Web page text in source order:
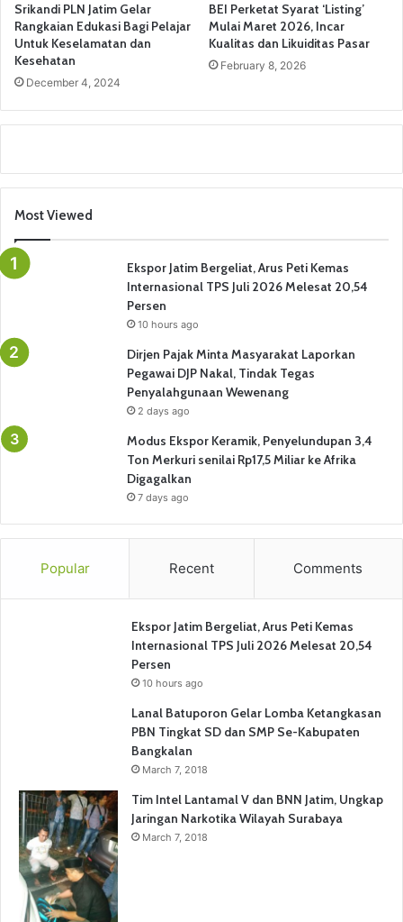
Srikandi PLN Jatim Gelar
Rangkaian Edukasi Bagi Pelajar
Untuk Keselamatan dan
Kesehatan
December 4, 2024
BEI Perketat Syarat ‘Listing’
Mulai Maret 2026, Incar
Kualitas dan Likuiditas Pasar
February 8, 2026
Most Viewed
Ekspor Jatim Bergeliat, Arus Peti Kemas
Internasional TPS Juli 2026 Melesat 20,54
Persen
10 hours ago
Dirjen Pajak Minta Masyarakat Laporkan
Pegawai DJP Nakal, Tindak Tegas
Penyalahgunaan Wewenang
2 days ago
Modus Ekspor Keramik, Penyelundupan 3,4
Ton Merkuri senilai Rp17,5 Miliar ke Afrika
Digagalkan
7 days ago
Popular Recent Comments
Ekspor Jatim Bergeliat, Arus Peti Kemas
Internasional TPS Juli 2026 Melesat 20,54
Persen
10 hours ago
Lanal Batuporon Gelar Lomba Ketangkasan
PBN Tingkat SD dan SMP Se-Kabupaten
Bangkalan
March 7, 2018
Tim Intel Lantamal V dan BNN Jatim, Ungkap
Jaringan Narkotika Wilayah Surabaya
March 7, 2018